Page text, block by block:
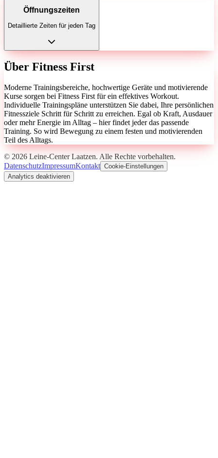
Öffnungszeiten
Detaillierte Zeiten für jeden Tag
Über Fitness First
Moderne Trainingsbereiche, hochwertige Geräte und motivierende
Kurse sorgen bei Fitness First für ein effektives Workout.
Individuelle Trainingspläne unterstützen Sie dabei, Ihre persönlichen
Fitnessziele Schritt für Schritt zu erreichen. Egal ob Kraft, Ausdauer
oder mehr Energie im Alltag – hier findet jeder das passende
Training. So wird Bewegung zu einem festen und motivierenden
Teil des Alltags.
© 2026 Leine-Center Laatzen. Alle Rechte vorbehalten.
DatenschutzImpressumKontakt Cookie-Einstellungen
Analytics deaktivieren